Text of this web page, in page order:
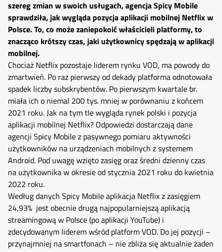
szereg zmian w swoich usługach, agencja Spicy Mobile
sprawdziła, jak wygląda pozycja aplikacji mobilnej Netflix w
Polsce. To, co może zaniepokoić właścicieli platformy, to
znacząco krótszy czas, jaki użytkownicy spędzają w aplikacji
mobilnej.
Chociaż Netflix pozostaje liderem rynku VOD, ma powody do
zmartwień. Po raz pierwszy od dekady platforma odnotowała
spadek liczby subskrybentów. Po pierwszym kwartale br.
miała ich o niemal 200 tys. mniej w porównaniu z końcem
2021 roku. Jak na tym tle wygląda rynek polski i pozycja
aplikacji mobilnej Netflix? Odpowiedzi dostarczają dane
agencji Spicy Mobile z pasywnego pomiaru aktywności
użytkowników na urządzeniach mobilnych z systemem
Android. Pod uwagę wzięto zasięg oraz średni dzienny czas
na użytkownika w okresie od stycznia 2021 roku do kwietnia
2022 roku.
Według danych Spicy Mobile aplikacja Netflix z zasięgiem
24,93% jest obecnie drugą najpopularniejszą aplikacją
streamingową w Polsce (po aplikacji YouTube) i
zdecydowanym liderem wśród platform VOD. Do jej pozycji –
przynajmniej na smartfonach – nie zbliża się aktualnie żaden